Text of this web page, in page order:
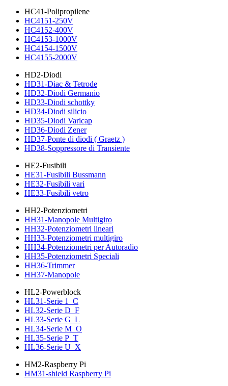
HC41-Polipropilene
HC4151-250V
HC4152-400V
HC4153-1000V
HC4154-1500V
HC4155-2000V
HD2-Diodi
HD31-Diac & Tetrode
HD32-Diodi Germanio
HD33-Diodi schottky
HD34-Diodi silicio
HD35-Diodi Varicap
HD36-Diodi Zener
HD37-Ponte di diodi ( Graetz )
HD38-Soppressore di Transiente
HE2-Fusibili
HE31-Fusibili Bussmann
HE32-Fusibili vari
HE33-Fusibili vetro
HH2-Potenziometri
HH31-Manopole Multigiro
HH32-Potenziometri lineari
HH33-Potenziometri multigiro
HH34-Potenziometri per Autoradio
HH35-Potenziometri Speciali
HH36-Trimmer
HH37-Manopole
HL2-Powerblock
HL31-Serie 1_C
HL32-Serie D_F
HL33-Serie G_L
HL34-Serie M_O
HL35-Serie P_T
HL36-Serie U_X
HM2-Raspberry Pi
HM31-shield Raspberry Pi